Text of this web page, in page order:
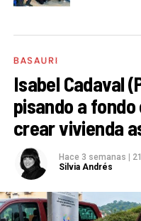
BASAURI
Isabel Cadaval
pisando a
crear vivienda
Hace 3 semanas
Silvia Andrés